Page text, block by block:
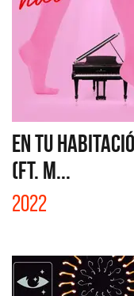
EN TU
(FT. M...
2022